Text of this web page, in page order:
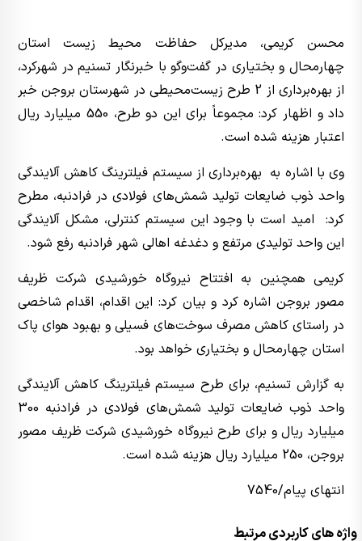
محسن کریمی، مدیرکل حفاظت محیط زیست استان
چهارمحال و بختیاری در گفت‌وگو با خبرنگار تسنیم در شهرکرد،
از بهره‌برداری از 2 طرح زیست‌محیطی در شهرستان بروجن خبر
داد و اظهار کرد: مجموعاً برای این دو طرح، 550 میلیارد ریال
اعتبار هزینه شده است.
وی با اشاره به بهره‌برداری از سیستم فیلترینگ کاهش آلایندگی
واحد ذوب ضایعات تولید شمش‌های فولادی در فرادنبه، مطرح
کرد: امید است با وجود این سیستم کنترلی، مشکل آلایندگی
این واحد تولیدی مرتفع و دغدغه اهالی شهر فرادنبه رفع شود.
کریمی همچنین به افتتاح نیروگاه خورشیدی شرکت ظریف
مصور بروجن اشاره کرد و بیان کرد: این اقدام، اقدام شاخصی
در راستای کاهش مصرف سوخت‌های فسیلی و بهبود هوای پاک
استان چهارمحال و بختیاری خواهد بود.
به گزارش تسنیم، برای طرح سیستم فیلترینگ کاهش آلایندگی
واحد ذوب ضایعات تولید شمش‌های فولادی در فرادنبه 300
میلیارد ریال و برای طرح نیروگاه خورشیدی شرکت ظریف مصور
بروجن، 250 میلیارد ریال هزینه شده است.
انتهای پیام/7540
واژه های کاربردی مرتبط